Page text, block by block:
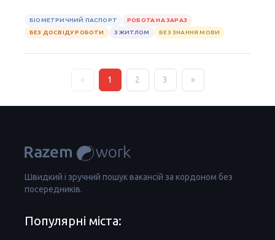
БІОМЕТРИЧНИЙ ПАСПОРТ
РОБОТА НА ЗАРАЗ
БЕЗ ДОСВІДУ РОБОТИ
З ЖИТЛОМ БЕЗ ЗНАННЯ МОВИ
« 1 2 3 »
Швидкий і зручний пошук вакансій за кордоном без
посередників.
Популярні міста: